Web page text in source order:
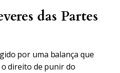
das Partes
por uma balança que
direito de punir do